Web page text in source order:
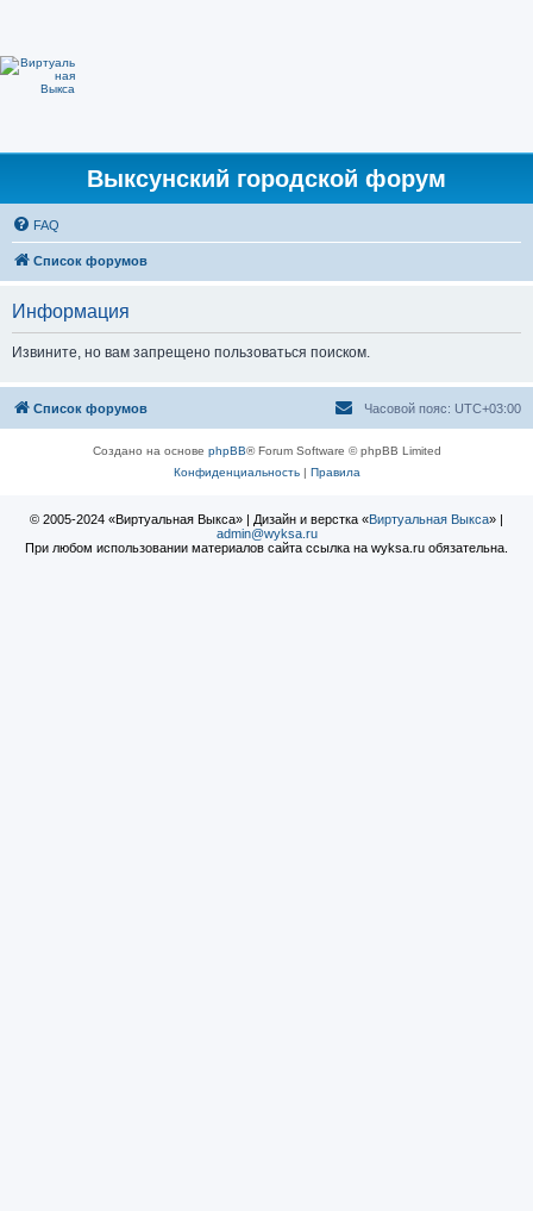
Выксунский городской форум
FAQ
Список форумов
Информация
Извините, но вам запрещено пользоваться поиском.
Список форумов Часовой пояс: UTC+03:00
Создано на основе phpBB® Forum Software © phpBB Limited
Конфиденциальность| Правила
© 2005-2024 «Виртуальная Выкса» | Дизайн и верстка «Виртуальная Выкса» |
admin@wyksa.ru
При любом использовании материалов сайта ссылка на wyksa.ru обязательна.